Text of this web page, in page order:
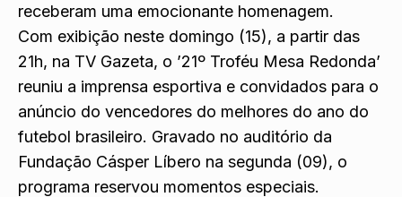
receberam uma emocionante homenagem.
Com exibição neste domingo (15), a partir das
21h, na TV Gazeta, o ’21º Troféu Mesa Redonda’
reuniu a imprensa esportiva e convidados para o
anúncio do vencedores do melhores do ano do
futebol brasileiro. Gravado no auditório da
Fundação Cásper Líbero na segunda (09), o
programa reservou momentos especiais.